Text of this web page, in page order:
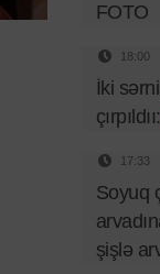
FOTO
18:00
İki
17:33
Soyuq
şişlə